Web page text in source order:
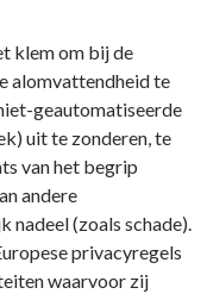
klem om bij de
alomvattendheid te
geautomatiseerde
uit te zonderen, te
van het begrip
andere
nadeel (zoals schade).
privacyregels
waarvoor zij